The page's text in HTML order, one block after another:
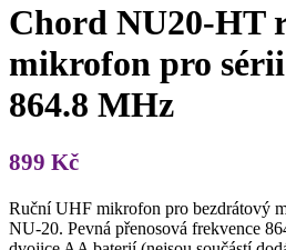
Chord NU20-HT
mikrofon pro
864.8 MHz
899 Kč
Ruční UHF mikrofon pro bezdrátový
NU-20. Pevná přenosová frekvence